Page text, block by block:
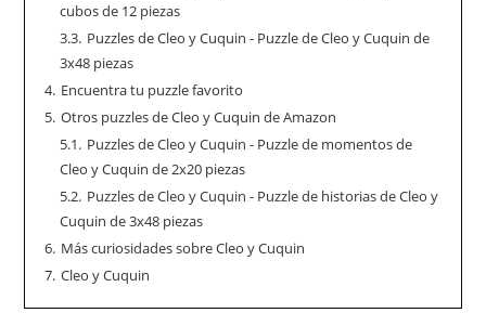
cubos de 12 piezas
3.3. Puzzles de Cleo y Cuquin - Puzzle de Cleo y Cuquin de
3x48 piezas
4. Encuentra tu puzzle favorito
5. Otros puzzles de Cleo y Cuquin de Amazon
5.1. Puzzles de Cleo y Cuquin - Puzzle de momentos de
Cleo y Cuquin de 2x20 piezas
5.2. Puzzles de Cleo y Cuquin - Puzzle de historias de Cleo y
Cuquin de 3x48 piezas
6. Más curiosidades sobre Cleo y Cuquin
7. Cleo y Cuquin